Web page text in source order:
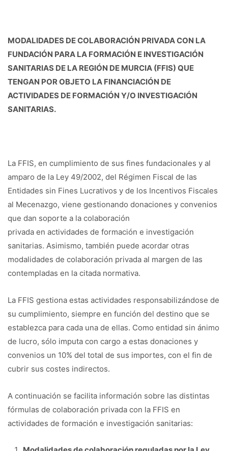
MODALIDADES DE COLABORACIÓN PRIVADA CON LA
FUNDACIÓN PARA LA FORMACIÓN E INVESTIGACIÓN
SANITARIAS DE LA REGIÓN DE MURCIA (FFIS) QUE
TENGAN POR OBJETO LA FINANCIACIÓN DE
ACTIVIDADES DE FORMACIÓN Y/O INVESTIGACIÓN
SANITARIAS.
La FFIS, en cumplimiento de sus fines fundacionales y al
amparo de la Ley 49/2002, del Régimen Fiscal de las
Entidades sin Fines Lucrativos y de los Incentivos Fiscales
al Mecenazgo, viene gestionando donaciones y convenios
que dan soporte a la colaboración
privada en actividades de formación e investigación
sanitarias. Asimismo, también puede acordar otras
modalidades de colaboración privada al margen de las
contempladas en la citada normativa.
La FFIS gestiona estas actividades responsabilizándose de
su cumplimiento, siempre en función del destino que se
establezca para cada una de ellas. Como entidad sin ánimo
de lucro, sólo imputa con cargo a estas donaciones y
convenios un 10% del total de sus importes, con el fin de
cubrir sus costes indirectos.
A continuación se facilita información sobre las distintas
fórmulas de colaboración privada con la FFIS en
actividades de formación e investigación sanitarias: